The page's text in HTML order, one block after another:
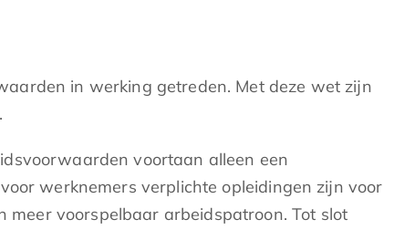
in werking getreden. Met deze wet zijn
voortaan alleen een
werknemers verplichte opleidingen zijn voor
voorspelbaar arbeidspatroon. Tot slot